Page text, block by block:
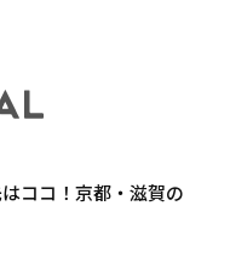
ココ！京都・滋賀の